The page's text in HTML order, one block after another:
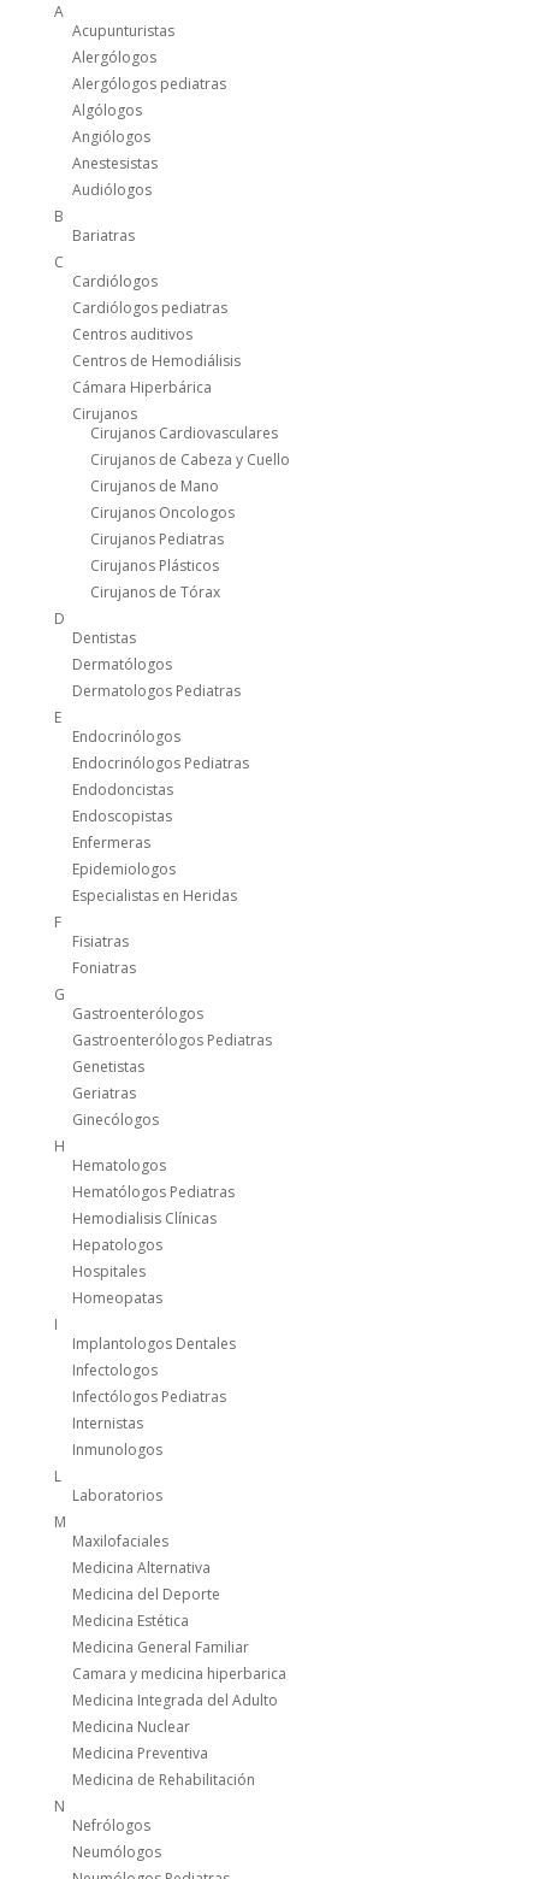
A
Acupunturistas
Alergólogos
Alergólogos pediatras
Algólogos
Angiólogos
Anestesistas
Audiólogos
B
Bariatras
C
Cardiólogos
Cardiólogos pediatras
Centros auditivos
Centros de Hemodiálisis
Cámara Hiperbárica
Cirujanos
Cirujanos Cardiovasculares
Cirujanos de Cabeza y Cuello
Cirujanos de Mano
Cirujanos Oncologos
Cirujanos Pediatras
Cirujanos Plásticos
Cirujanos de Tórax
D
Dentistas
Dermatólogos
Dermatologos Pediatras
E
Endocrinólogos
Endocrinólogos Pediatras
Endodoncistas
Endoscopistas
Enfermeras
Epidemiologos
Especialistas en Heridas
F
Fisiatras
Foniatras
G
Gastroenterólogos
Gastroenterólogos Pediatras
Genetistas
Geriatras
Ginecólogos
H
Hematologos
Hematólogos Pediatras
Hemodialisis Clínicas
Hepatologos
Hospitales
Homeopatas
I
Implantologos Dentales
Infectologos
Infectólogos Pediatras
Internistas
Inmunologos
L
Laboratorios
M
Maxilofaciales
Medicina Alternativa
Medicina del Deporte
Medicina Estética
Medicina General Familiar
Camara y medicina hiperbarica
Medicina Integrada del Adulto
Medicina Nuclear
Medicina Preventiva
Medicina de Rehabilitación
N
Nefrólogos
Neumólogos